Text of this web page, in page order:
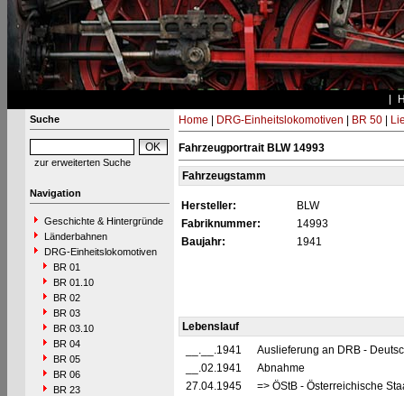
Suche
zur erweiterten Suche
Navigation
Geschichte & Hintergründe
Länderbahnen
DRG-Einheitslokomotiven
BR 01
BR 01.10
BR 02
BR 03
BR 03.10
BR 04
BR 05
BR 06
BR 23
Home DRG-Einheitslokomotiven BR 50|
Fahrzeugportrait BLW 14993
Fahrzeugstamm
Hersteller:
BLW
Fabriknummer:
14993
Baujahr:
1941
Lebenslauf
__.__.1941
Auslieferung an DRB -
__.02.1941
Abnahme
27.04.1945
=> ÖStB - Österreichische